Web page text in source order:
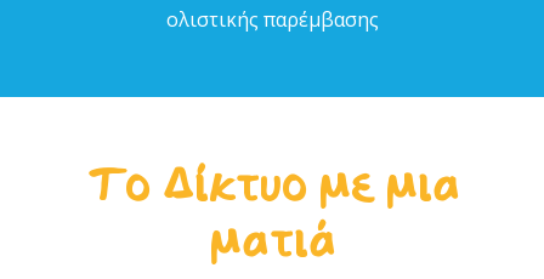
ολιστικής παρέµβασης
Το Δίκτυο με μια
ματιά